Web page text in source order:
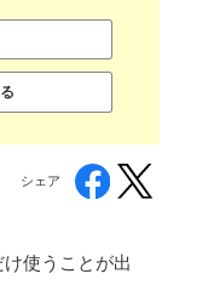
シェア
使うことが出